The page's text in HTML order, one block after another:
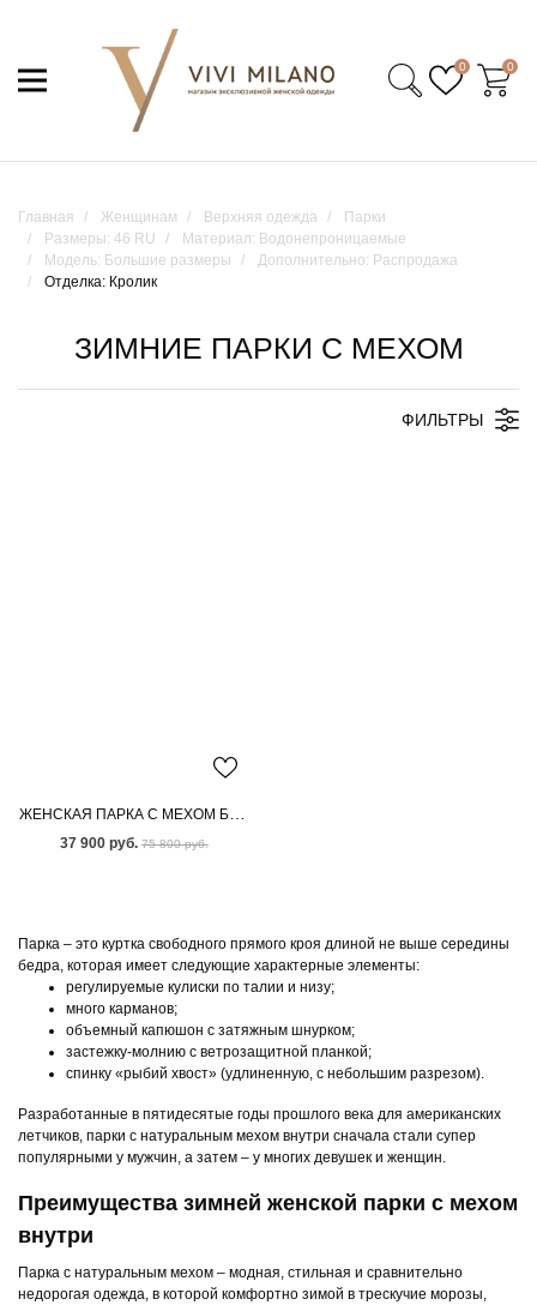
0 0
Главная Женщинам Верхняя одежда
Парки
Размеры: 46 RU
Материал: Водонепроницаемые
Модель: Большие размеры
Дополнительно: Распродажа
Отделка: Кролик
ЗИМНИЕ ПАРКИ С МЕХОМ
ФИЛЬТРЫ
ЖЕНСКАЯ ПАРКА С МЕХОМ БЕНГАЛЬСКОЙ ЛИСЫ
37 900 руб. 75 800 руб.
Парка – это куртка свободного прямого кроя длиной не выше середины
бедра, которая имеет следующие характерные элементы:
регулируемые кулиски по талии и низу;
много карманов;
объемный капюшон с затяжным шнурком;
застежку-молнию с ветрозащитной планкой;
спинку «рыбий хвост» (удлиненную, с небольшим разрезом).
Разработанные в пятидесятые годы прошлого века для американских
летчиков, парки с натуральным мехом внутри сначала стали супер
популярными у мужчин, а затем – у многих девушек и женщин.
Преимущества зимней женской парки с мехом
внутри
Парка с натуральным мехом – модная, стильная и сравнительно
недорогая одежда, в которой комфортно зимой в трескучие морозы,